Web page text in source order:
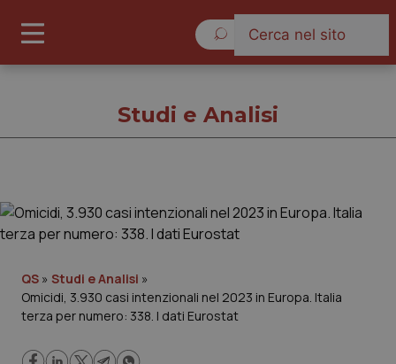
Governo e Parlamento
Regioni e Asl
Studi e Analisi
QS » Studi e Analisi »
Omicidi, 3.930 casi intenzionali nel 2023 in Europa. Italia
terza per numero: 338. I dati Eurostat